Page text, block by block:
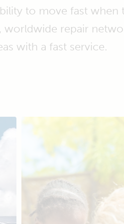
to move fast when
worldwide repair
with a fast service.